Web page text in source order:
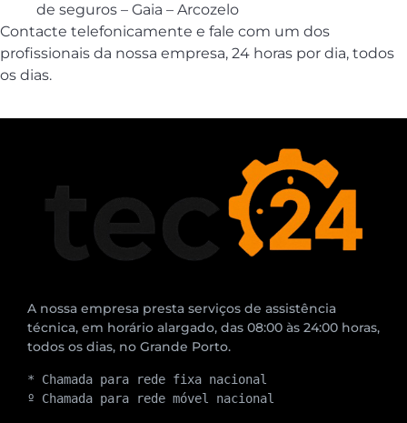
de seguros – Gaia – Arcozelo
Contacte telefonicamente e fale com um dos
profissionais da nossa empresa, 24 horas por dia, todos
os dias.
A nossa empresa presta serviços de assistência
técnica, em horário alargado, das 08:00 às 24:00 horas,
todos os dias, no Grande Porto.
* Chamada para rede fixa nacional
º Chamada para rede móvel nacional